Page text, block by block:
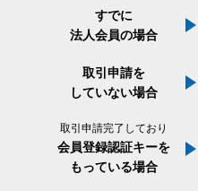
すでに
法人会員の場合
取引申請を
していない場合
取引申請完了しており
会員登録認証キーを
もっている場合